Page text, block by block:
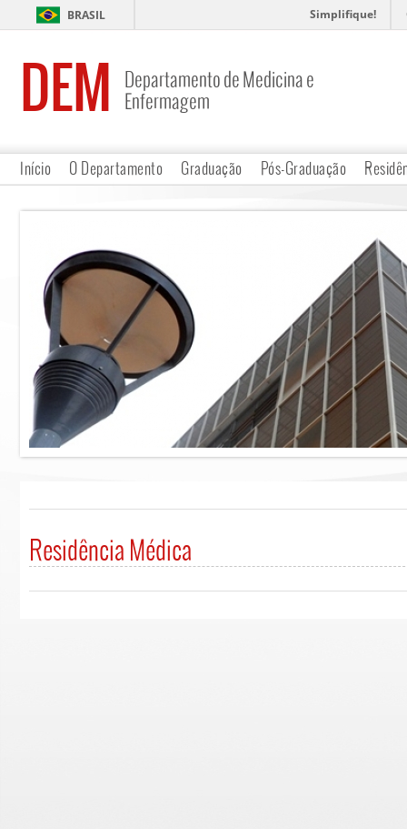
BRASIL Simplifique!
DEM
Departamento de Medicina e
Enfermagem
Início O Departamento Graduação Pós-Graduação
Residência Médica